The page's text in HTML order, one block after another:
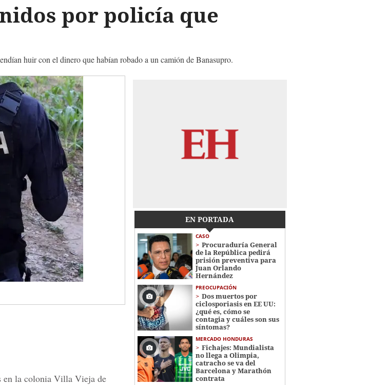
por policía que
huir con el dinero que habían robado a un camión de Banasupro.
en la colonia Villa Vieja de
EN PORTADA
CASO
Procuraduría General
de la República pedirá
prisión preventiva para
Juan Orlando
Hernández
PREOCUPACIÓN
Dos muertos por
ciclosporiasis en EE UU:
¿qué es, cómo se
contagia y cuáles son sus
síntomas?
MERCADO HONDURAS
Fichajes: Mundialista
no llega a Olimpia,
catracho se va del
Barcelona y Marathón
contrata